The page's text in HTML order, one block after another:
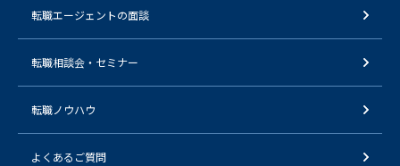
転職エージェントの面談
転職相談会・セミナー
転職ノウハウ
よくあるご質問